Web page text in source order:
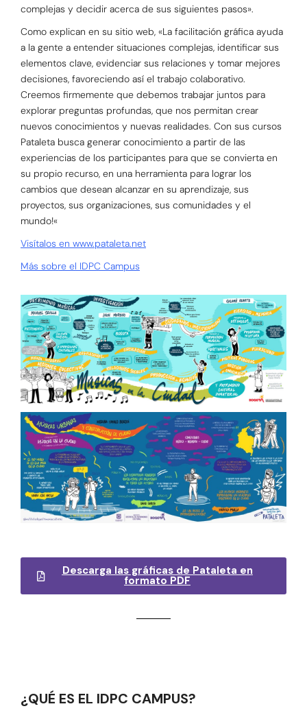
complejas y decidir acerca de sus siguientes pasos».
Como explican en su sitio web, «La facilitación gráfica ayuda
a la gente a entender situaciones complejas, identificar sus
elementos clave, evidenciar sus relaciones y tomar mejores
decisiones, favoreciendo así el trabajo colaborativo.
Creemos firmemente que debemos trabajar juntos para
explorar preguntas profundas, que nos permitan crear
nuevos conocimientos y nuevas realidades. Con sus cursos
Pataleta busca generar conocimiento a partir de las
experiencias de los participantes para que se convierta en
su propio recurso, en una herramienta para lograr los
cambios que desean alcanzar en su aprendizaje, sus
proyectos, sus organizaciones, sus comunidades y el
mundo!«
Visítalos en www.pataleta.net
Más sobre el IDPC Campus
Descarga las gráficas de Pataleta en
formato PDF
¿QUÉ ES EL IDPC CAMPUS?